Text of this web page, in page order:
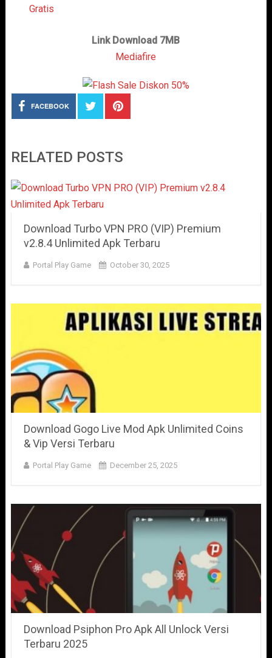
Gratis
Link Download 7MB
Mediafire
FACEBOOK
RELATED POSTS
Download Turbo VPN PRO (VIP) Premium
v2.8.4 Unlimited Apk Terbaru
Portal Play Game October 30, 2025
Download Gogo Live Mod Apk Unlimited Coins
& Vip Versi Terbaru
Portal Play Game December 25, 2025
Download Psiphon Pro Apk All Unlock Versi
Terbaru 2025